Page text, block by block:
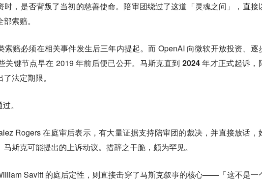
时，是否背叛了当初的慈善使命。陪审团绕过了这道「灵魂之问」，直接
索赔。
索赔必须在相关事件发生后三年内提起。而 OpenAI 向微软开放投资、逐
键节点早在 2019 年前后便已公开。 马斯克直到 2024 年才正式起诉，
了法定期限。
。
Rogers 在庭审后表示，有大量证据支持陪审团的裁决，并直接放话，
马斯克可能提出的上诉动议。措辞之干脆，颇为罕见。
Savitt 的庭后定性，则直接击穿了马斯克叙事的核心——「这不是一